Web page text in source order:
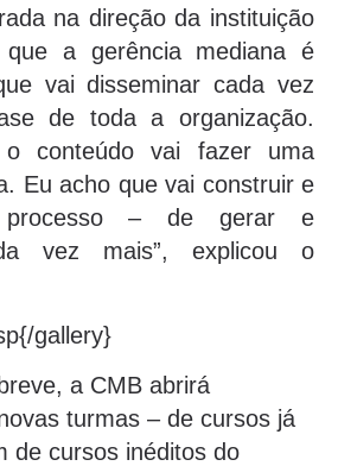
na direção da instituição
que a gerência mediana é
vai disseminar cada vez
de toda a organização.
o conteúdo vai fazer uma
Eu acho que vai construir e
processo – de gerar e
vez mais”, explicou o
gallery}
a CMB abrirá
turmas – de cursos já
de cursos inéditos do